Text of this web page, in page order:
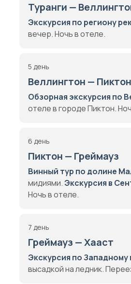
Туранги —
Экскурсия по региону
вечер. Ночь в отеле.
5 день
Веллингтон — Пиктон
Обзорная экскурсия по
отеле в городе Пиктон.
6 день
Пиктон — Греймауз
Винный тур по долине
мидиями.Экскурсия в
Ночь в отеле.
7 день
Греймауз — Хааст
Экскурсия по
высадкой на ледник.